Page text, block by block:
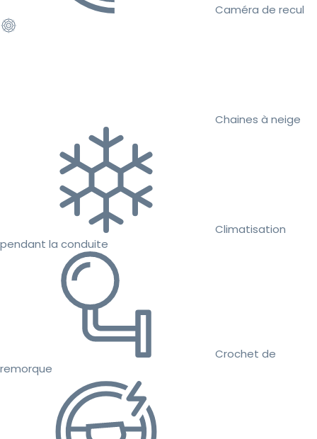
Caméra de recul
Chaines à neige
Climatisation
pendant la conduite
Crochet de
remorque